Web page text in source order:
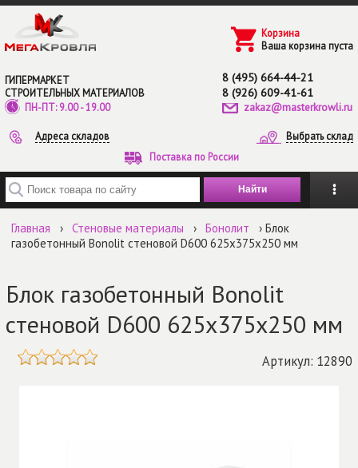
Перейти к основному содержанию
ГИПЕРМАРКЕТ
СТРОИТЕЛЬНЫХ МАТЕРИАЛОВ
ПН-ПТ: 9.00 - 19.00
8 (495) 664-44-21
8 (926) 609-41-61
zakaz@masterkrowli.ru
Адреса складов
Выбрать склад
Поставка по России
Корзина
Ваша корзина пуста
Введите ключевые слова для поиска
Главная › Стеновые материалы › Бонолит
› Блок
газобетонный Bonolit стеновой D600 625х375х250 мм
Блок газобетонный Bonolit
стеновой D600 625х375х250 мм
Артикул: 12890